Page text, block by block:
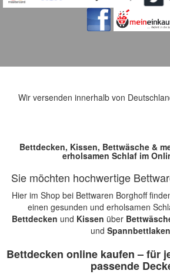
Wir versenden innerhalb von
Bettdecken, Kissen, Bettwäsche &
erholsamen Schlaf im
Sie möchten hochwertige
Hier im Shop bei Bettwaren Borghoff
einen gesunden und erholsamen
Bettdecken und Kissen über
und Spannbettlaken
Bettdecken online kaufen – für
passende